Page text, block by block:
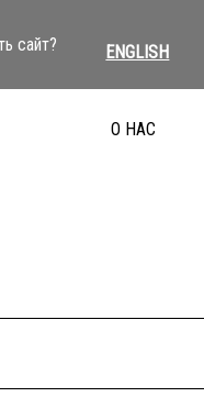
сайт? ENGLISH
О НАС